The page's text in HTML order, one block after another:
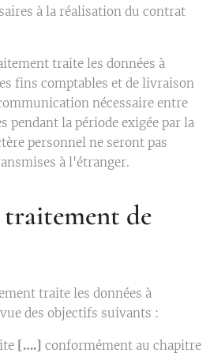
à la réalisation du contrat
traite les données à
fins comptables et de livraison
nécessaire entre
pendant la période exigée par la
personnel ne seront pas
à l'étranger.
de
traite les données à
des objectifs suivants :
[….] conformément au chapitre